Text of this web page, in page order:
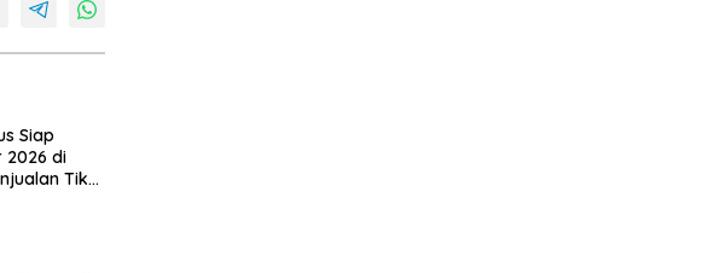
Siap
2026 di
Tiket